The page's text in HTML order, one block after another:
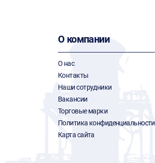
О компании
О нас
Контакты
Наши сотрудники
Вакансии
Торговые марки
Политика конфиденциальности
Карта сайта